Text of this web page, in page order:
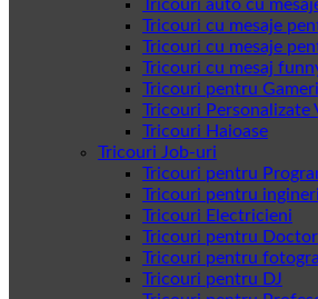
Tricouri auto cu
Tricouri cu mesaje
Tricouri cu mesaje
Tricouri cu mesaj
Tricouri pentru Gameri
Tricouri
Tricouri Haioase
Tricouri Job-uri
Tricouri pentru
Tricouri pentru ingineri
Tricouri Electricieni
Tricouri pentru
Tricouri pentru
Tricouri pentru DJ